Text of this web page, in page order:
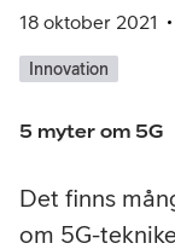
18 oktober 2021
Innovation
5 myter om 5G
Det finns
om 5G-